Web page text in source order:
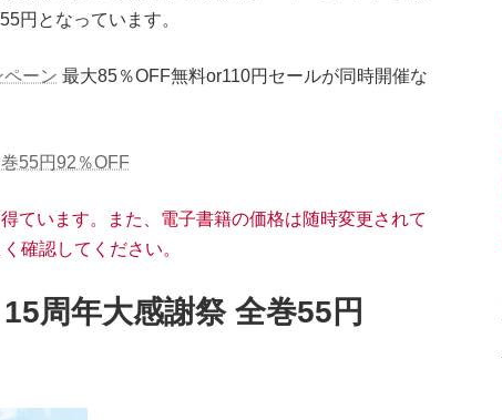
円となっています。
ーン 最大85％OFF無料or110円セールが同時開催な
55円92％OFF
ています。また、電子書籍の価格は随時変更されて
確認してください。
周年大感謝祭 全巻55円